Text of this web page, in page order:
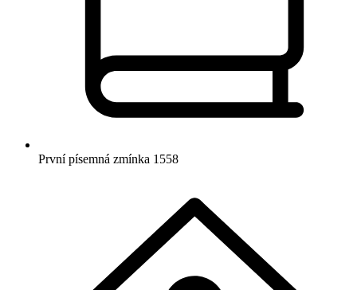
První písemná zmínka 1558